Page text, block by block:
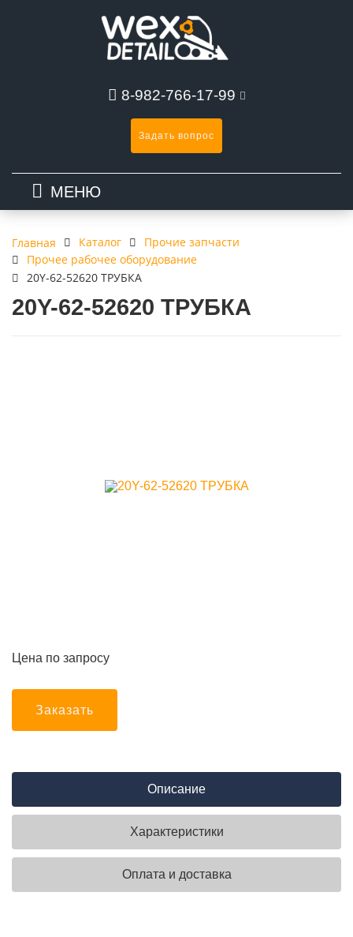
8-982-766-17-99
Задать вопрос
МЕНЮ
Главная Каталог
Прочие запчасти
Прочее рабочее оборудование
20Y-62-52620 ТРУБКА
20Y-62-52620 ТРУБКА
Цена по запросу
Заказать
Описание
Характеристики
Оплата и доставка